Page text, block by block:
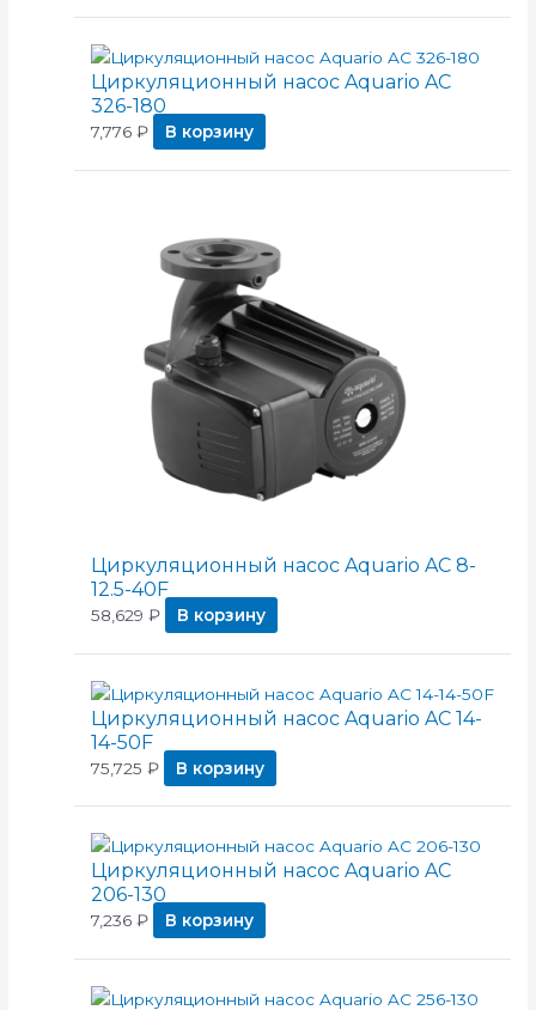
Циркуляционный насос Aquario AC
326-180
7,776 ₽ В корзину
Циркуляционный насос Aquario AC 8-
12.5-40F
58,629 ₽ В корзину
Циркуляционный насос Aquario AC 14-
14-50F
75,725 ₽ В корзину
Циркуляционный насос Aquario AC
206-130
7,236 ₽ В корзину